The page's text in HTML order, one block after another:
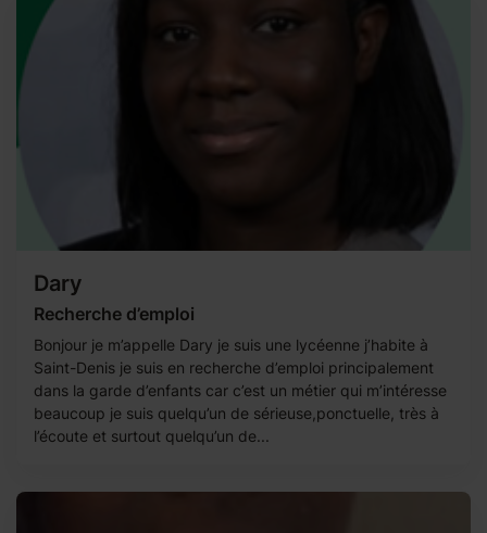
Dary
Recherche d’emploi
Bonjour je m’appelle Dary je suis une lycéenne j’habite à
Saint-Denis je suis en recherche d’emploi principalement
dans la garde d’enfants car c’est un métier qui m’intéresse
beaucoup je suis quelqu’un de sérieuse,ponctuelle, très à
l’écoute et surtout quelqu’un de...